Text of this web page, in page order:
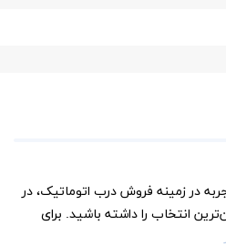
در زمینه فروش درب اتوماتیک، در
انتخاب را داشته باشید. برای